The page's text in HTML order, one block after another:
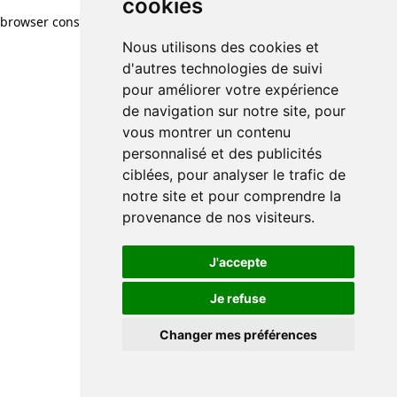
cookies
Nous utilisons des cookies et
d'autres technologies de suivi
pour améliorer votre expérience
de navigation sur notre site, pour
vous montrer un contenu
personnalisé et des publicités
ciblées, pour analyser le trafic de
notre site et pour comprendre la
provenance de nos visiteurs.
J'accepte
Je refuse
Changer mes préférences
browser console for more information)